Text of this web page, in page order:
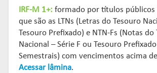
IRF-M 1+: formado por títulos públicos
que são as LTNs (Letras do Tesouro
Tesouro Prefixado) e NTN-Fs (Notas do
Nacional – Série F ou Tesouro
Semestrais) com vencimentos acima
Acessar lâmina.